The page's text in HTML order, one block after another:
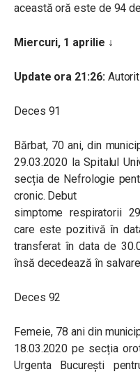
această oră este de 94
Miercuri, 1 aprilie ↓
Update ora 21:26:
Deces 91
Bărbat, 70 ani, din
29.03.2020 la Spitalul
secția de Nefrologie
cronic. Debut
simptome respiratorii
care este pozitivă în
transferat în data de
însă decedează în
Deces 92
Femeie, 78 ani din
18.03.2020 pe secția
Urgenta București